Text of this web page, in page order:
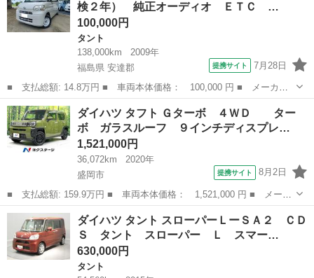
ックカメ...
検２年） 純正オーディオ ＥＴＣ …
100,000円
タント
138,000km
2009年
福島県 安達郡
提携サイト 7月28日
■ 支払総額: 14.8万円 ■ 車両本体価格： 100,000 円 ■ メーカー
名： ダイハツ ■ 車種名： タント ■ グレード名： Ｘ 車検令
和１０年８月（車検２年） 純正オーディオ ＥＴＣ 左側スライド
ドア ２ＷＤ...
福島 安達郡 タント
ダイハツ タフト Ｇターボ ４ＷＤ ター
ボ ガラスルーフ ９インチディスプレ…
1,521,000円
36,072km
2020年
盛岡市
提携サイト 8月2日
■ 支払総額: 159.9万円 ■ 車両本体価格： 1,521,000 円 ■ メーカ
ー名： ダイハツ ■ 車種名： タフト ■ グレード名： Ｇター
ボ ４ＷＤ ターボ ガラスルーフ ９インチディスプレイ 全周
囲カメラ ...
岩手 盛岡市 ダイハツ
ダイハツ タント スローパーＬーＳＡ２ ＣＤ
Ｓ タント スローパー Ｌ スマー…
630,000円
タント